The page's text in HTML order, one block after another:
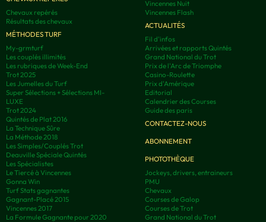
Chevaux repérés
Résultats des chevaux
MÉTHODES TURF
My-grmturf
Les couplés illimités
Les rubriques de Week-End
Trot 2025
Les Jumelles du Turf
Super Sélections + Sélections MI-
LUXE
Trot 2024
Quintés de Plat 2016
La Technique Sûre
La Méthode 2018
Les Simples/Couplés Trot
Deauville Spéciale Quintés
Les Spécialistes
Le Tiercé à Vincennes
Gonna Win
Turf Stats gagnantes
Gagnant-Placé 2015
Vincennes 2017
La Formule Gagnante pour 2020
Vincennes Nuit
Vincennes Flash
ACTUALITÉS
Fil d'infos
Arrivées et rapports Quintés
Grand National du Trot
Prix de l'Arc de Triomphe
Casino-Roulette
Prix d'Amérique
Editorial
Calendrier des Courses
Guide des paris
CONTACTEZ-NOUS
ABONNEMENT
PHOTOTHÈQUE
Jockeys, drivers, entraineurs
PMU
Chevaux
Courses de Galop
Courses de Trot
Grand National du Trot